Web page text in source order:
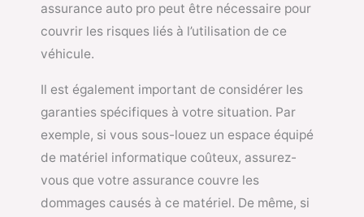
assurance auto pro peut être nécessaire pour
couvrir les risques liés à l’utilisation de ce
véhicule.
Il est également important de considérer les
garanties spécifiques à votre situation. Par
exemple, si vous sous-louez un espace équipé
de matériel informatique coûteux, assurez-
vous que votre assurance couvre les
dommages causés à ce matériel. De même, si